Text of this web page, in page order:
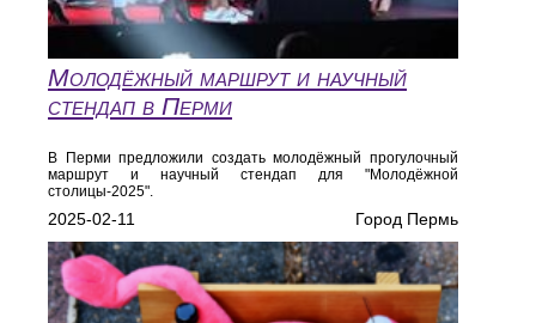
Молодёжный маршрут и научный
стендап в Перми
В Перми предложили создать молодёжный прогулочный
маршрут и научный стендап для "Молодёжной
столицы-2025".
2025-02-11 Город Пермь